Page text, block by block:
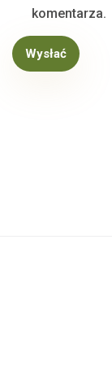
komentarza.
Wysłać